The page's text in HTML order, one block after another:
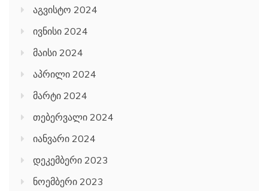
აგვისტო 2024
ივნისი 2024
მაისი 2024
აპრილი 2024
მარტი 2024
თებერვალი 2024
იანვარი 2024
დეკემბერი 2023
ნოემბერი 2023